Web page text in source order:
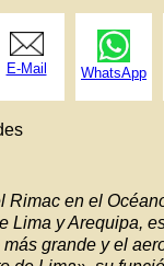
Rimac en el
Lima y Arequipa,
grande y el
E-Mail WhatsApp